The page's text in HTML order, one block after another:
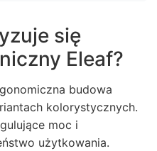
się
Eleaf?
budowa
kolorystycznych.
moc i
użytkowania.